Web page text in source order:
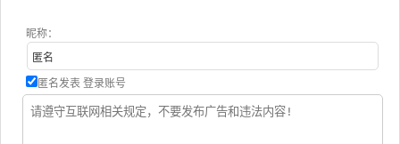
昵称：
匿名发表 登录账号